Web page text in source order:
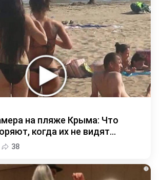
на пляже Крыма: Что
когда их не видят...
38
i